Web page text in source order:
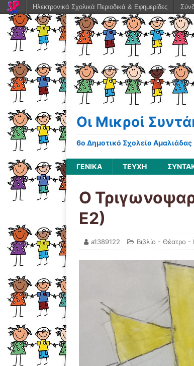
Οι Μικροί
6ο Δημοτικό Σχολείο Αμαλιάδας
ΓΕΝΙΚΆ ΤΕΥΧΗ
Ο
Ε2)
a1389122 Βιβλίο - Θέατρο
Ηλεκτρονικά Σχολικά Περιοδικά & Εφημερίδες